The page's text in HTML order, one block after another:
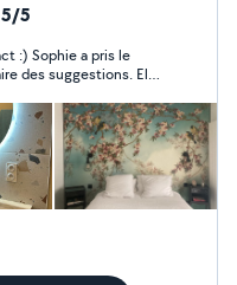
faïence, carrelage,
sanitaire,
travaux d'intérieur.
en proposant
vos attentes en
ainsi qu'en vous
5
a pris le
des suggestions. Elle
échelle de temps,
que nous
bain biscornue